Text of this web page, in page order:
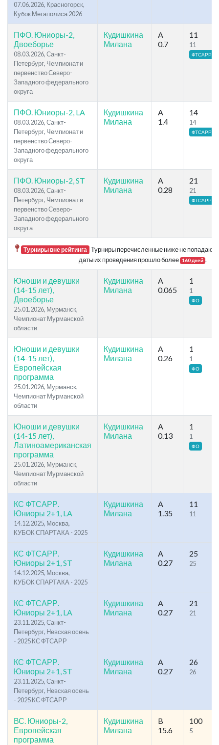
07.06.2026, Красногорск,
Кубок Мегаполиса 2026
ПФО. Юниоры-2,
Двоеборье
08.03.2026, Санкт-
Петербург, Чемпионат и
первенство Северо-
Западного федерального
округа
Кудишкина
Милана
A
0.7
11
11
ФТСАРР
ПФО. Юниоры-2, LA
08.03.2026, Санкт-
Петербург, Чемпионат и
первенство Северо-
Западного федерального
округа
Кудишкина
Милана
A
1.4
14
14
ФТСАРР
ПФО. Юниоры-2, ST
08.03.2026, Санкт-
Петербург, Чемпионат и
первенство Северо-
Западного федерального
округа
Кудишкина
Милана
A
0.28
21
21
ФТСАРР
Турниры вне рейтинга Турниры перечисленные ниже не попадают в
даты их проведения прошло более 160 дней .
Юноши и девушки
(14-15 лет),
Двоеборье
25.01.2026, Мурманск,
Чемпионат Мурманской
области
Кудишкина
Милана
A
0.065
1
1
ФО
Юноши и девушки
(14-15 лет),
Европейская
программа
25.01.2026, Мурманск,
Чемпионат Мурманской
области
Кудишкина
Милана
A
0.26
1
1
ФО
Юноши и девушки
(14-15 лет),
Латиноамериканская
программа
25.01.2026, Мурманск,
Чемпионат Мурманской
области
Кудишкина
Милана
A
0.13
1
1
ФО
КС ФТСАРР.
Юниоры 2+1, LA
14.12.2025, Москва,
КУБОК СПАРТАКА - 2025
Кудишкина
Милана
A
1.35
11
11
КС ФТСАРР.
Юниоры 2+1, ST
14.12.2025, Москва,
КУБОК СПАРТАКА - 2025
Кудишкина
Милана
A
0.27
25
25
КС ФТСАРР.
Юниоры 2+1, LA
23.11.2025, Санкт-
Петербург, Невская осень
- 2025 КС ФТСАРР
Кудишкина
Милана
A
0.27
21
21
КС ФТСАРР.
Юниоры 2+1, ST
23.11.2025, Санкт-
Петербург, Невская осень
- 2025 КС ФТСАРР
Кудишкина
Милана
A
0.27
26
26
ВС. Юниоры-2,
Европейская
программа
Кудишкина
Милана
B
15.6
100
5